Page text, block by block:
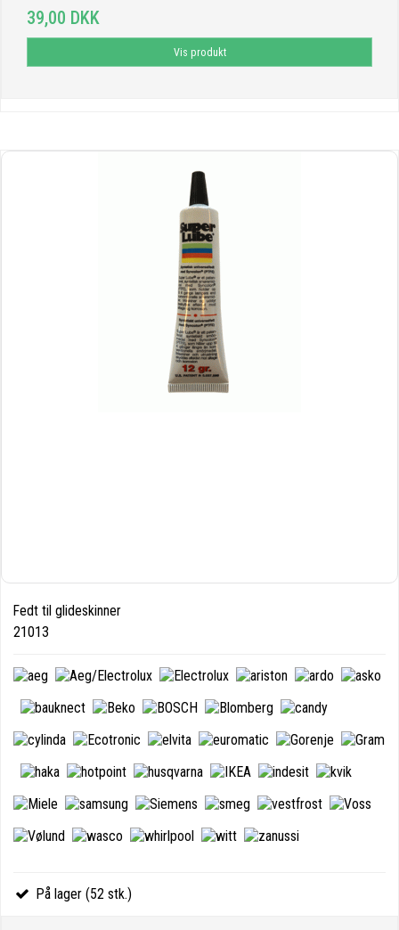
39,00 DKK
Vis produkt
Fedt til glideskinner
21013
På lager (52 stk.)